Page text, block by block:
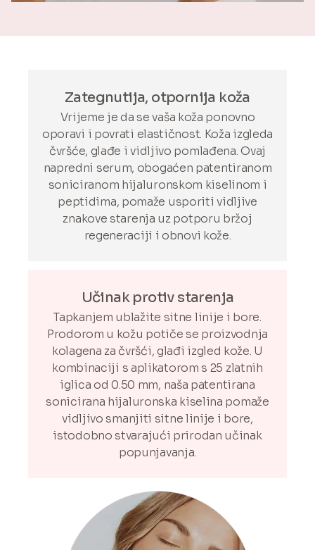
Zategnutija, otpornija koža
Vrijeme je da se vaša koža ponovno
oporavi i povrati elastičnost. Koža izgleda
čvršće, glađe i vidljivo pomlađena. Ovaj
napredni serum, obogaćen patentiranom
soniciranom hijaluronskom kiselinom i
peptidima, pomaže usporiti vidljive
znakove starenja uz potporu bržoj
regeneraciji i obnovi kože.
Učinak protiv starenja
Tapkanjem ublažite sitne linije i bore.
Prodorom u kožu potiče se proizvodnja
kolagena za čvršći, glađi izgled kože. U
kombinaciji s aplikatorom s 25 zlatnih
iglica od 0.50 mm, naša patentirana
sonicirana hijaluronska kiselina pomaže
vidljivo smanjiti sitne linije i bore,
istodobno stvarajući prirodan učinak
popunjavanja.